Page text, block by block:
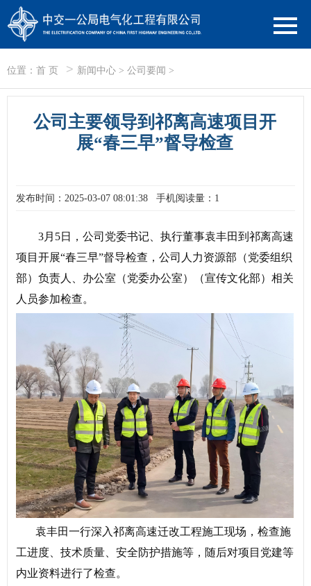
位置： 首 页 > 新闻中心 > 公司要闻 >
公司主要领导到祁离高速项目开
展“春三早”督导检查
发布时间：2025-03-07 08:01:38 手机阅读量：1
3月5日，公司党委书记、执行董事袁丰田到祁离高速
项目开展“春三早”督导检查，公司人力资源部（党委组织
部）负责人、办公室（党委办公室）（宣传文化部）相关
人员参加检查。
袁丰田一行深入祁离高速迁改工程施工现场，检查施
工进度、技术质量、安全防护措施等，随后对项目党建等
内业资料进行了检查。